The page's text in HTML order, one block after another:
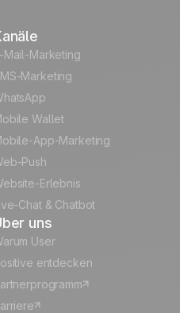
use-case
Mail-Marketing
Marketing
Wallet
App-Marketing
Push
Erlebnis
Chat & Chatbot
uns
User
entdecken